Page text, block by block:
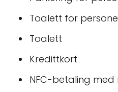
Toalett for
Toalett
Kredittkort
NFC-betaling med